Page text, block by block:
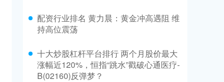
配资行业排名 黄力晨：黄金冲高遇阻 维
持高位震荡
十大炒股杠杆平台排行 两个月股价最大
涨幅近120%，恒指“跳水”戳破心通医疗-
B(02160)反弹梦？